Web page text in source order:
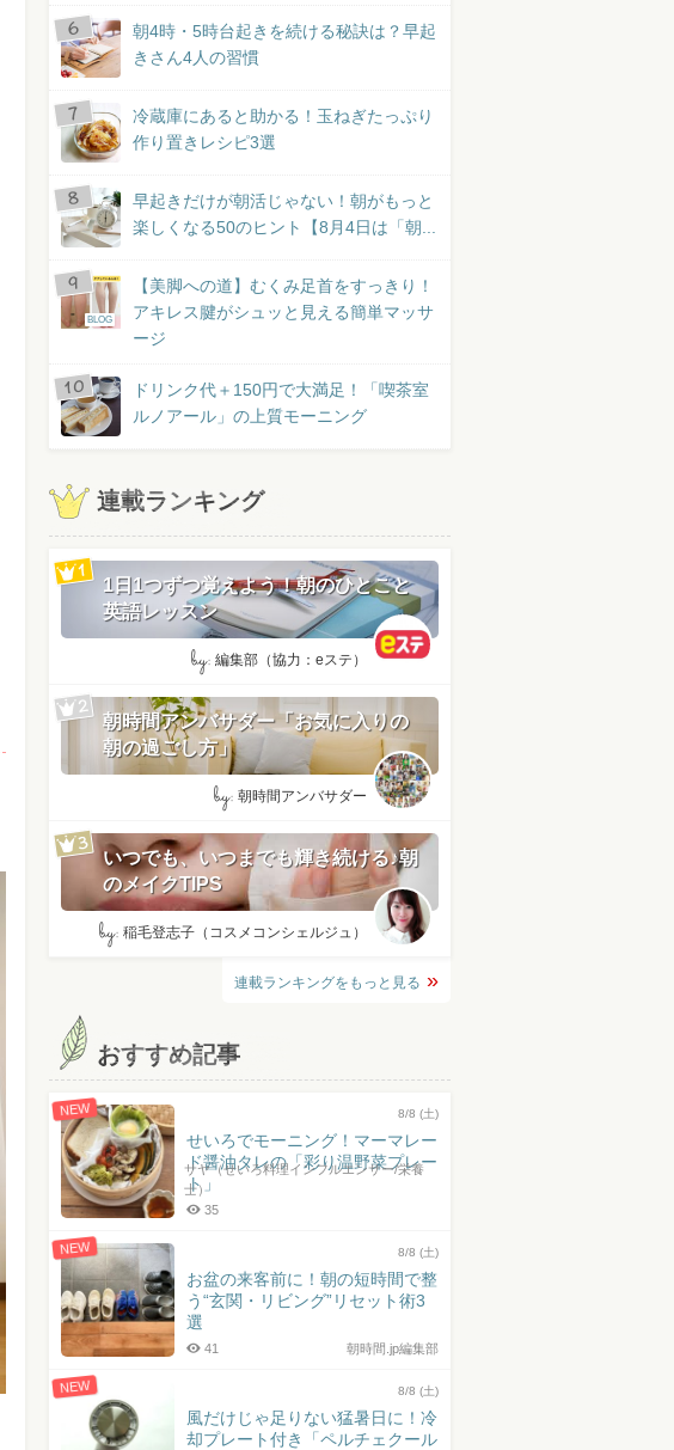
朝4時・5時台起きを続ける秘訣は？早起
きさん4人の習慣
冷蔵庫にあると助かる！玉ねぎたっぷり
作り置きレシピ3選
早起きだけが朝活じゃない！朝がもっと
楽しくなる50のヒント【8月4日は「朝...
BLOG
【美脚への道】むくみ足首をすっきり！
アキレス腱がシュッと見える簡単マッサ
ージ
ドリンク代＋150円で大満足！「喫茶室
ルノアール」の上質モーニング
連載ランキング
1日1つずつ覚えよう！朝のひとこと
英語レッスン
by: 編集部（協力：eステ）
朝時間アンバサダー「お気に入りの
朝の過ごし方」
by: 朝時間アンバサダー
いつでも、いつまでも輝き続ける♪朝
のメイクTIPS
by: 稲毛登志子（コスメコンシェルジュ）
連載ランキングをもっと見る
おすすめ記事
NEW 8/8 (土)
せいろでモーニング！マーマレー
ド醤油タレの「彩り温野菜プレー
ト」
サヤ（せいろ料理インフルエンサー/栄養
士）
35
NEW 8/8 (土)
お盆の来客前に！朝の短時間で整
う“玄関・リビング”リセット術3
選
朝時間.jp編集部
41
NEW 8/8 (土)
風だけじゃ足りない猛暑日に！冷
却プレート付き「ペルチェクール